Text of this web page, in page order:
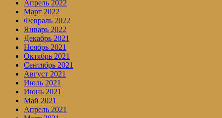
Апрель 2022
Март 2022
Февраль 2022
Январь 2022
Декабрь 2021
Ноябрь 2021
Октябрь 2021
Сентябрь 2021
Август 2021
Июль 2021
Июнь 2021
Май 2021
Апрель 2021